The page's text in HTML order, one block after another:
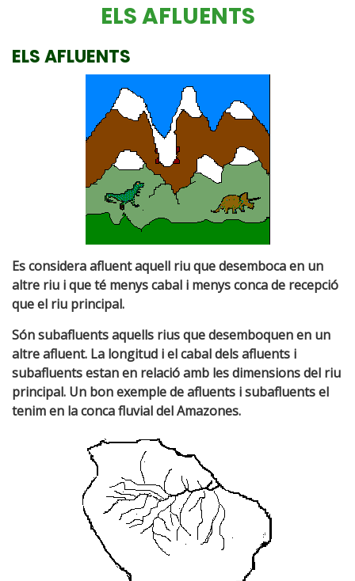
ELS AFLUENTS
ELS AFLUENTS
Es considera afluent aquell riu que desemboca en un
altre riu i que té menys cabal i menys conca de recepció
que el riu principal.
Són subafluents aquells rius que desemboquen en un
altre afluent. La longitud i el cabal dels afluents i
subafluents estan en relació amb les dimensions del riu
principal. Un bon exemple de afluents i subafluents el
tenim en la conca fluvial del Amazones.